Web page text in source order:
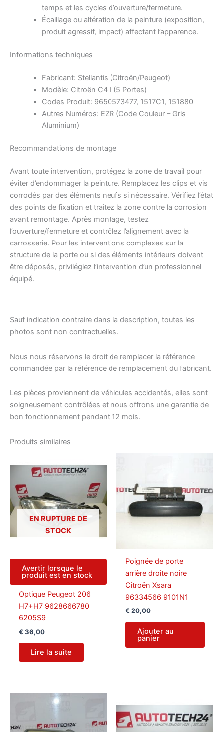
temps et les cycles d’ouverture/fermeture.
Écaillage ou altération de la peinture (exposition,
produit agressif, impact) affectant l’apparence.
Informations techniques
Fabricant: Stellantis (Citroën/Peugeot)
Modèle: Citroën C4 I (5 Portes)
Codes Produit: 9650573477, 1517C1, 151880
Autres Numéros: EZR (Code Couleur – Gris
Aluminium)
Recommandations de montage
Avant toute intervention, protégez la zone de travail pour
éviter d’endommager la peinture. Remplacez les clips et vis
corrodés par des éléments neufs si nécessaire. Vérifiez l’état
des points de fixation et traitez la zone contre la corrosion
avant remontage. Après montage, testez
l’ouverture/fermeture et contrôlez l’alignement avec la
carrosserie. Pour les interventions complexes sur la
structure de la porte ou si des éléments intérieurs doivent
être déposés, privilégiez l’intervention d’un professionnel
équipé.
Sauf indication contraire dans la description, toutes les
photos sont non contractuelles.
Nous nous réservons le droit de remplacer la référence
commandée par la référence de remplacement du fabricant.
Les pièces proviennent de véhicules accidentés, elles sont
soigneusement contrôlées et nous offrons une garantie de
bon fonctionnement pendant 12 mois.
Produits similaires
EN RUPTURE DE
STOCK
Avertir lorsque le
produit est en stock
Optique Peugeot 206
H7+H7 9628666780
6205S9
€ 36,00
Lire la suite
Poignée de porte
arrière droite noire
Citroën Xsara
96334566 9101N1
€ 20,00
Ajouter au
panier